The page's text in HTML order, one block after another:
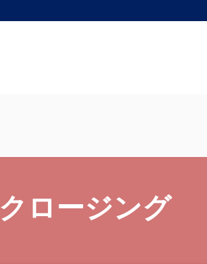
クロージング